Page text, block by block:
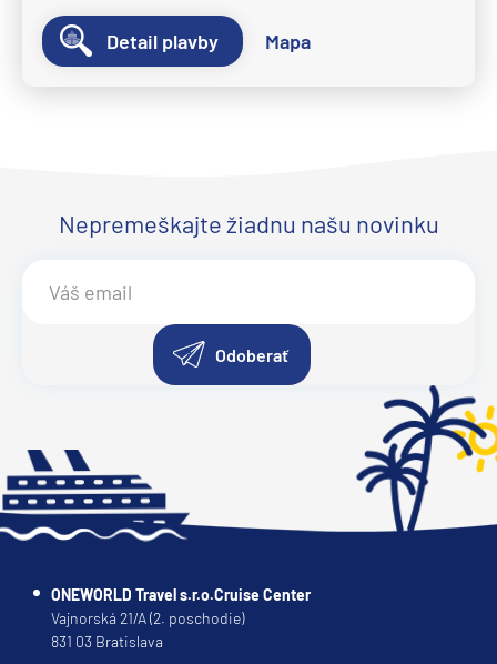
Detail plavby Mapa
Nepremeškajte žiadnu našu novinku
Odoberať
ONEWORLD Travel s.r.o.Cruise Center
Vajnorská 21/A (2. poschodie)
831 03 Bratislava